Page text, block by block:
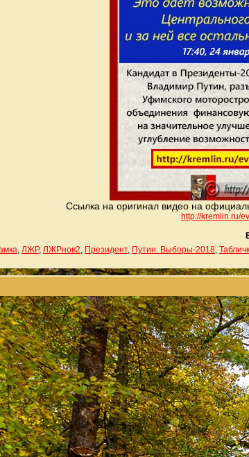
Ссылка на оригинал видео на
http://kremlin.ru/
, ЛЖР, ЛЖРнов2, Президент, Путин. Выборы-2018,